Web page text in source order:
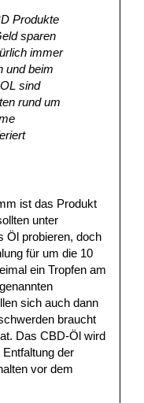
Produkte
sparen
immer
und beim
sind
rund um
ist das Produkt
unter
Öl probieren, doch
für um die 10
ein Tropfen am
sich auch dann
braucht
Das CBD-Öl wird
der
vor dem